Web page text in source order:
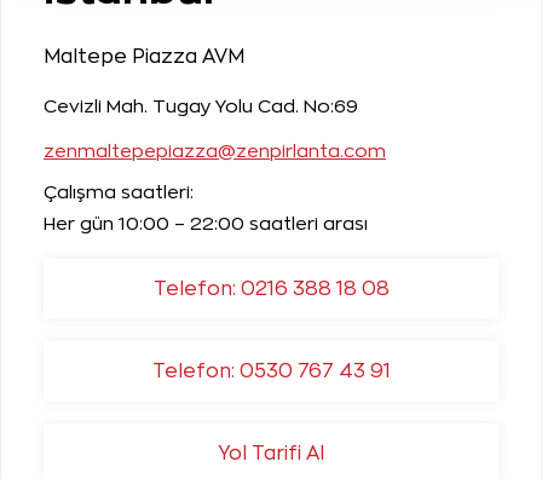
Maltepe Piazza AVM
Cevizli Mah. Tugay Yolu Cad. No:69
zenmaltepepiazza@zenpirlanta.com
Çalışma saatleri:
Her gün 10:00 – 22:00 saatleri arası
Telefon: 0216 388 18 08
Telefon: 0530 767 43 91
Yol Tarifi Al